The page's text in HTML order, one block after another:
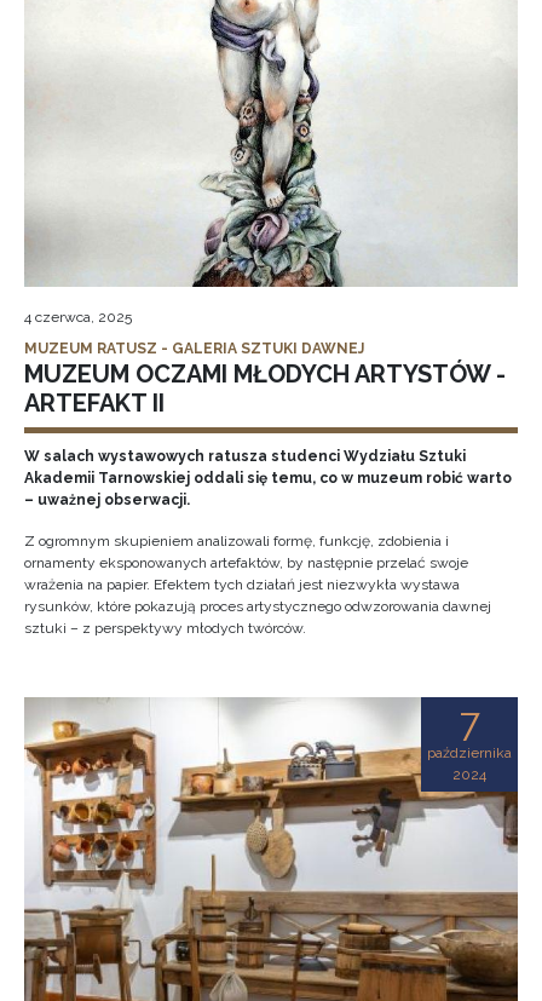
4 czerwca, 2025
MUZEUM RATUSZ - GALERIA SZTUKI DAWNEJ
MUZEUM OCZAMI MŁODYCH ARTYSTÓW -
ARTEFAKT II
W salach wystawowych ratusza studenci Wydziału Sztuki
Akademii Tarnowskiej oddali się temu, co w muzeum robić warto
– uważnej obserwacji.
Z ogromnym skupieniem analizowali formę, funkcję, zdobienia i
ornamenty eksponowanych artefaktów, by następnie przelać swoje
wrażenia na papier. Efektem tych działań jest niezwykła wystawa
rysunków, które pokazują proces artystycznego odwzorowania dawnej
sztuki – z perspektywy młodych twórców.
7
października
2024